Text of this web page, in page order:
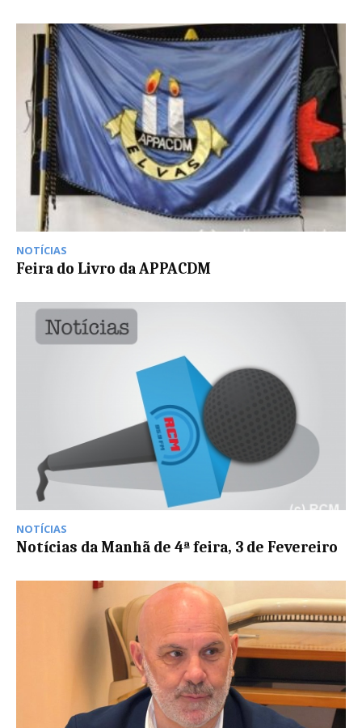
NOTÍCIAS
Feira do Livro da APPACDM
NOTÍCIAS
Notícias da Manhã de 4ª feira, 3 de Fevereiro